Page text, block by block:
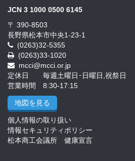
JCN 3 1000 0500 6145
〒 390-8503
長野県松本市中央1-23-1
(0263)32-5355
(0263)33-1020
mcci@mcci.or.jp
定休日 毎週土曜日･日曜日,祝祭日
営業時間 8:30-17:15
地図を見る
個人情報の取り扱い
情報セキュリティポリシー
松本商工会議所 健康宣言